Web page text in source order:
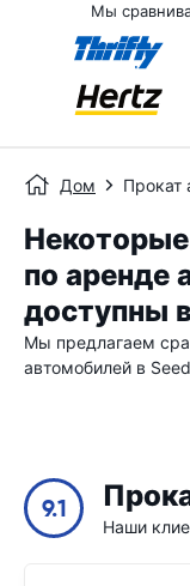
Мы
Дом Прокат
по аренде
доступны
Мы предлагаем
автомобилей в
9.1
Наши